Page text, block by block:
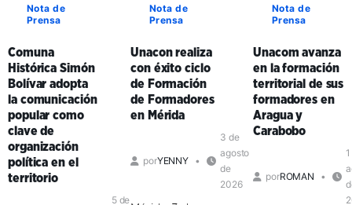
Nota de
Prensa
Comuna
Histórica Simón
Bolívar adopta
la comunicación
popular como
clave de
organización
política en el
territorio
5 de
Nota de
Prensa
Unacon realiza
con éxito ciclo
de Formación
de Formadores
en Mérida
porYENNY
3 de
agosto
de
2026
Nota de
Prensa
Unacom avanza
en la formación
territorial de sus
formadores en
Aragua y
Carabobo
porROMAN